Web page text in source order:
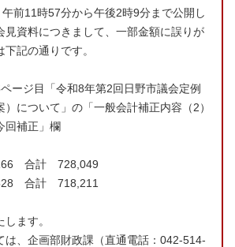
前11時57分から午後2時9分まで公開し
見資料につきまして、一部金額に誤りが
記の通りです。
ページ目「令和8年第2回日野市議会定例
について」の「一般会計補正内容（2）
回補正」欄
合計 728,049
合計 718,211
ます。
は、企画部財政課（直通電話：042-514-